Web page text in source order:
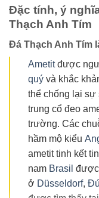
Đặc tính, ý
Thạch Anh Tím
Đá Thạch Anh Tím
Ametitđược
quý và khắc
thể chống lại sự
trung cổ đeo
trường. Các
hầm mộ kiểu
ametit tinh kết
nam Brasil được
ở Düsseldorf,